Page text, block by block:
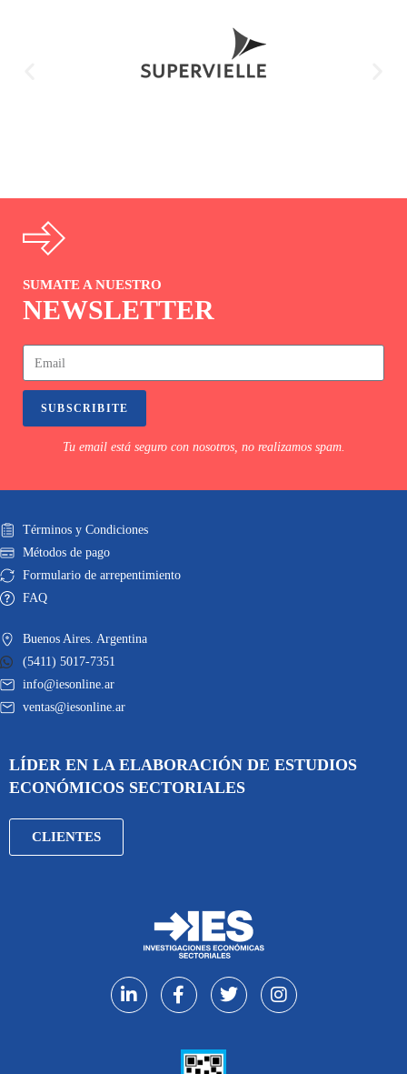
SUMATE A NUESTRO
NEWSLETTER
SUBSCRIBITE
Tu email está seguro con nosotros, no realizamos spam.
Términos y Condiciones
Métodos de pago
Formulario de arrepentimiento
FAQ
Buenos Aires. Argentina
(5411) 5017-7351
info@iesonline.ar
ventas@iesonline.ar
LÍDER EN LA ELABORACIÓN DE ESTUDIOS
ECONÓMICOS SECTORIALES
CLIENTES